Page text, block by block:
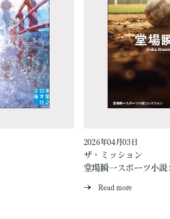
2026年04月03日
ザ・ミッション
堂場瞬一スポーツ小説
Read more